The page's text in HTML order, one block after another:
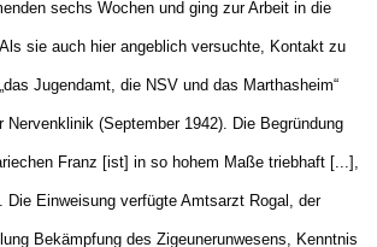
sechs Wochen und ging zur Arbeit in die
sie auch hier angeblich versuchte, Kontakt zu
Jugendamt, die NSV und das Marthasheim“
Nervenklinik (September 1942). Die Begründung
Franz [ist] in so hohem Maße triebhaft [...],
Die Einweisung verfügte Amtsarzt Rogal, der
Bekämpfung des Zigeunerunwesens, Kenntnis